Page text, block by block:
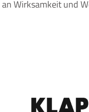
an Wirksamkeit und